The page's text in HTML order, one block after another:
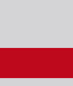
послевкусием.